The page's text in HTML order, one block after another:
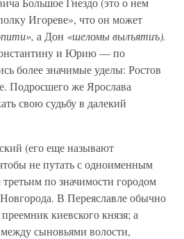
Игореве», что он может
а Дон «шеломы вылъятиъ).
и Юрию — по
более значимые уделы: Ростов
Подросшего же Ярослава
свою судьбу в далекий
(его еще называют
не путать с одноименным
по значимости городом
В Переяславле обычно
киевского князя; а
сыновьями волости,